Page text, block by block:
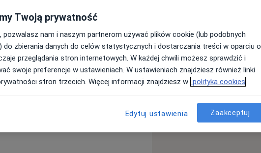
pacjent czuł się w moim
i bezbolesna. Do każdego
pierwszej wizycie przeprowadzam
mikroskopu, przedstawiam
na wszelkie pytania. Z
na miejscu jestem w
leczenie pojedynczych problemów
zabiegowym i koferdamem,
precyzją.
w znieczuleniu oraz w
Twoją prywatność
pozwalasz nam i naszym partnerom używać plików cookie (lub podobnych
do zbierania danych do celów statystycznych i dostarczania treści w oparciu o
przeglądania stron internetowych. W każdej chwili możesz sprawdzić i
swoje preferencje w ustawieniach. W ustawieniach znajdziesz również linki
stron trzecich. Więcej informacji znajdziesz w polityka cookies
Edytuj ustawienia Zaakceptuj